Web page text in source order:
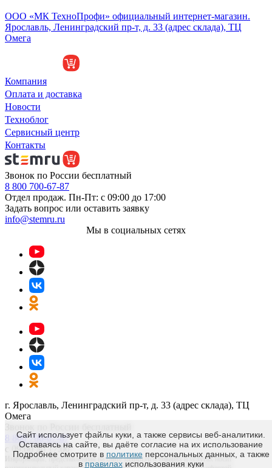
ООО «МК ТехноПрофи» официальный интернет-магазин.
Ярославль, Ленинградский пр-т, д. 33 (адрес склада), ТЦ
Омега
Компания
Оплата и доставка
Новости
Техноблог
Сервисный центр
Контакты
Звонок по России бесплатный
8 800 700-67-87
Отдел продаж. Пн-Пт: с 09:00 до 17:00
Задать вопрос или оставить заявку
info@stemru.ru
Мы в социальных сетях
г. Ярославль, Ленинградский пр-т, д. 33 (адрес склада), ТЦ
Омега
8 800 700-67-87
с 09:00 до 17:00
Информация, представленная на сайте stemru.ru о товарах и услугах носит
Сайт использует файлы куки, а также сервисы веб-аналитики.
Оставаясь на сайте, вы даёте согласие на их использование
Подробнее смотрите в политикеперсональных данных, а также
в правилахиспользования куки